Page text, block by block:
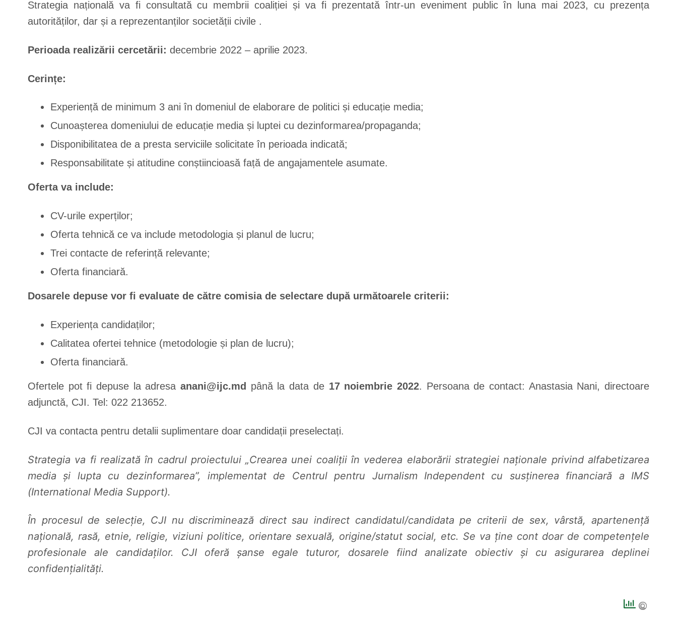
Strategia națională va fi consultată cu membrii coaliției și va fi prezentată într-un eveniment public în luna mai 2023, cu prezența
autorităților, dar și a reprezentanților societății civile .
Perioada realizării cercetării:decembrie 2022 – aprilie 2023.
Cerințe:
Experiență de minimum 3 ani în domeniul de elaborare de politici și educație media;
Cunoașterea domeniului de educație media și luptei cu dezinformarea/propaganda;
Disponibilitatea de a presta serviciile solicitate în perioada indicată;
Responsabilitate și atitudine conștiincioasă față de angajamentele asumate.
Oferta va include:
CV-urile experților;
Oferta tehnică ce va include metodologia și planul de lucru;
Trei contacte de referință relevante;
Oferta financiară.
Dosarele depuse vor fi evaluate de către comisia de selectare după următoarele criterii:
Experiența candidaților;
Calitatea ofertei tehnice (metodologie și plan de lucru);
Oferta financiară.
Ofertele pot fi depuse la adresaanani@ijc.md până la data de 17 noiembrie 2022. Persoana de contact: Anastasia Nani, directoare
adjunctă, CJI. Tel: 022 213652.
CJI va contacta pentru detalii suplimentare doar candidații preselectați.
Strategia va fi realizată în cadrul proiectului„Crearea unei coaliții în vederea elaborării strategiei naționale privind alfabetizarea
media și lupta cu dezinformarea”, implementat de Centrul pentru Jurnalism Independent cu susținerea financiară a IMS
(International Media Support).
În procesul de selecție, CJI nu discriminează direct sau indirect candidatul/candidata pe criterii de sex, vârstă, apartenență
națională, rasă, etnie, religie, viziuni politice, orientare sexuală, origine/statut social, etc. Se va ține cont doar de competențele
profesionale ale candidaților. CJI oferă șanse egale tuturor, dosarele fiind analizate obiectiv și cu asigurarea deplinei
confidențialități.